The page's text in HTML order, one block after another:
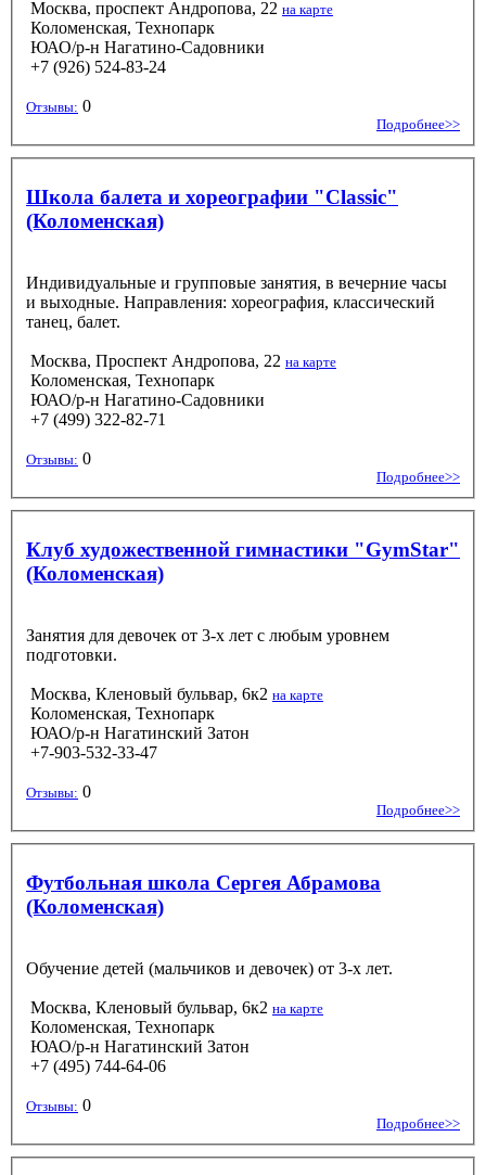
Москва, проспект Андропова, 22 на карте
Коломенская, Технопарк
ЮАО/р-н Нагатино-Садовники
+7 (926) 524-83-24
Отзывы: 0
Подробнее>>
Школа балета и хореографии "Classic"
(Коломенская)
Индивидуальные и групповые занятия, в вечерние часы
и выходные. Направления: хореография, классический
танец, балет.
Москва, Проспект Андропова, 22 на карте
Коломенская, Технопарк
ЮАО/р-н Нагатино-Садовники
+7 (499) 322-82-71
Отзывы: 0
Подробнее>>
Клуб художественной гимнастики "GymStar"
(Коломенская)
Занятия для девочек от 3-х лет с любым уровнем
подготовки.
Москва, Кленовый бульвар, 6к2 на карте
Коломенская, Технопарк
ЮАО/р-н Нагатинский Затон
+7-903-532-33-47
Отзывы: 0
Подробнее>>
Футбольная школа Сергея Абрамова
(Коломенская)
Обучение детей (мальчиков и девочек) от 3-х лет.
Москва, Кленовый бульвар, 6к2 на карте
Коломенская, Технопарк
ЮАО/р-н Нагатинский Затон
+7 (495) 744-64-06
Отзывы: 0
Подробнее>>